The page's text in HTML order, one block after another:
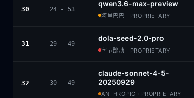
30 24 - 53
qwen3.6-max-preview
阿里巴巴 · PROPRIETARY
31 29 - 49
dola-seed-2.0-pro
字节跳动 · PROPRIETARY
32 30 - 49
claude-sonnet-4-5-
20250929
ANTHROPIC · PROPRIETARY